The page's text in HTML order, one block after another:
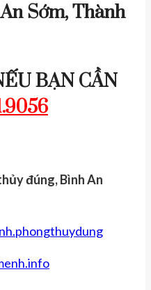
Sớm, Thành
BẠN CẦN
đúng, Bình An